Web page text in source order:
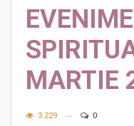
MARTIE
3.229 0